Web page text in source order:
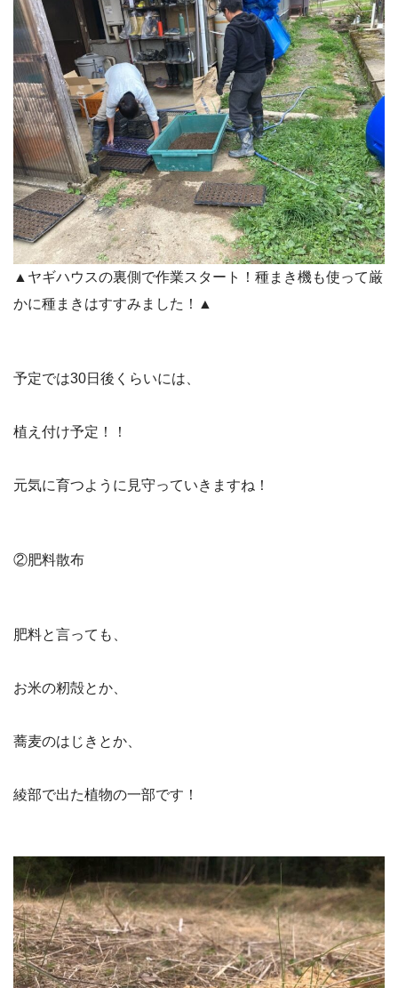
▲ヤギハウスの裏側で作業スタート！種まき機も使って厳
かに種まきはすすみました！▲
予定では30日後くらいには、
植え付け予定！！
元気に育つように見守っていきますね！
②肥料散布
肥料と言っても、
お米の籾殻とか、
蕎麦のはじきとか、
綾部で出た植物の一部です！